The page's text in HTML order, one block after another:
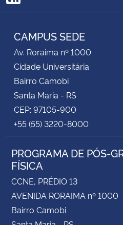
Advocacia-Geral da União
Banco Central do Brasil
Planalto
RSS
CAMPUS SEDE
Av. Roraima nº 1000
Cidade Universitária
Bairro Camobi
Santa Maria - RS
CEP: 97105-900
+55 (55) 3220-8000
PROGRAMA DE PÓS-
FÍSICA
CCNE, PRÉDIO 13
AVENIDA RORAIMA nº 1000
Bairro Camobi